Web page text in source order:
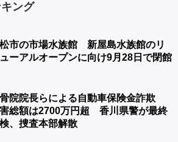
ング
市の市場水族館 新屋島水族館のリ
ーアルオープンに向け9月28日で閉館
院院長らによる自動車保険金詐欺
総額は2700万円超 香川県警が最終
、捜査本部解散